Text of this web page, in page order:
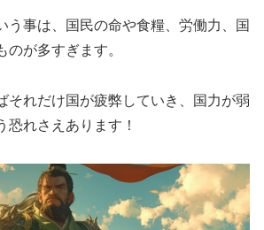
う事は、国民の命や食糧、労働力、国
のが多すぎます。
それだけ国が疲弊していき、国力が弱
恐れさえあります！